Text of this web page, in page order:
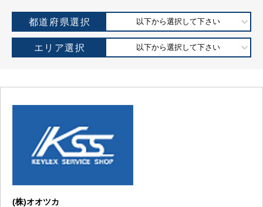
都道府県選択 以下から選択して下さい
エリア選択 以下から選択して下さい
(株)オオツカ